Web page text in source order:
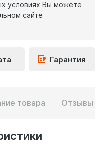
условиях Вы можете
сайте
Гарантия
товара Отзывы